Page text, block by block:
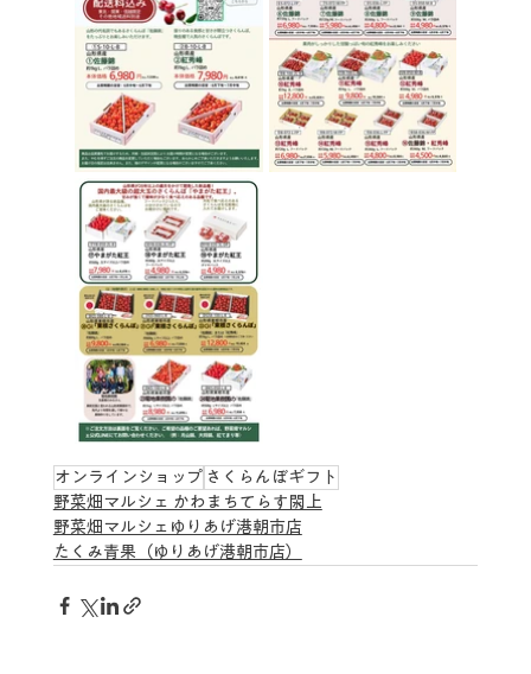
オンラインショップ さくらんぼギフト
野菜畑マルシェ かわまちてらす閖上
野菜畑マルシェゆりあげ港朝市店
たくみ青果（ゆりあげ港朝市店）